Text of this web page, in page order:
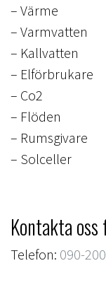
– Värme
– Varmvatten
– Kallvatten
– Elförbrukare
– Co2
– Flöden
– Rumsgivare
– Solceller
Kontakta
Telefon: 090-